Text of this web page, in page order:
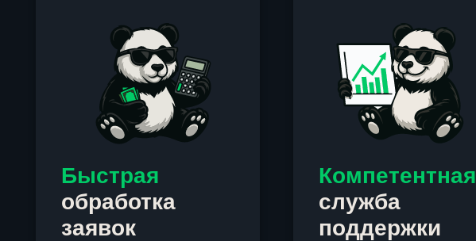
Быстрая
обработка
заявок
Компетентная
служба
поддержки